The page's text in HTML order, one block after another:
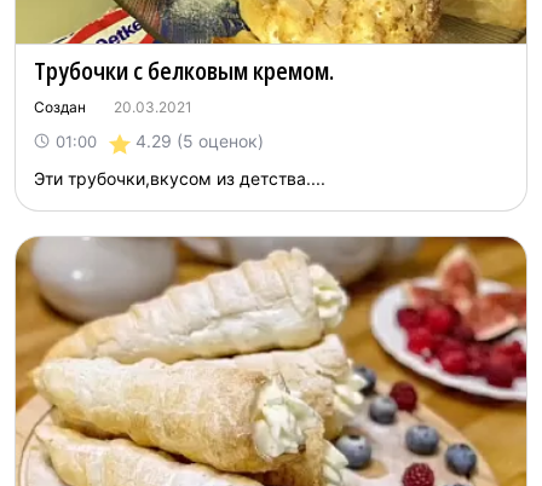
Трубочки с белковым кремом.
Создан 20.03.2021
01:00 4.29 (5 оценок)
Эти трубочки,вкусом из детства....